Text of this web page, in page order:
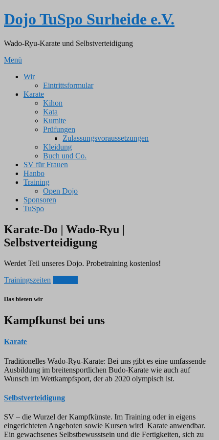
Zum
Inhalt
Dojo TuSpo Surheide e.V.
Wado-Ryu-Karate und Selbstverteidigung
Menü
Wir
Eintrittsformular
Karate
Kihon
Kata
Kumite
Prüfungen
Zulassungsvoraussetzungen
Kleidung
Buch und Co.
SV für Frauen
Hanbo
Training
Open Dojo
Sponsoren
TuSpo
Karate-Do | Wado-Ryu |
Selbstverteidigung
Werdet Teil unseres Dojo. Probetraining kostenlos!
Trainingszeiten
Das bieten wir
Kampfkunst bei uns
Karate
Traditionelles Wado-Ryu-Karate: Bei uns gibt es eine umfassende
Ausbildung im breitensportlichen Budo-Karate wie auch auf
Wunsch im Wettkampfsport, der ab 2020 olympisch ist.
Selbstverteidigung
SV – die Wurzel der Kampfkünste. Im Training oder in eigens
eingerichteten Angeboten sowie Kursen wird Karate anwendbar.
Ein gewachsenes Selbstbewusstsein und die Fertigkeiten, sich zu